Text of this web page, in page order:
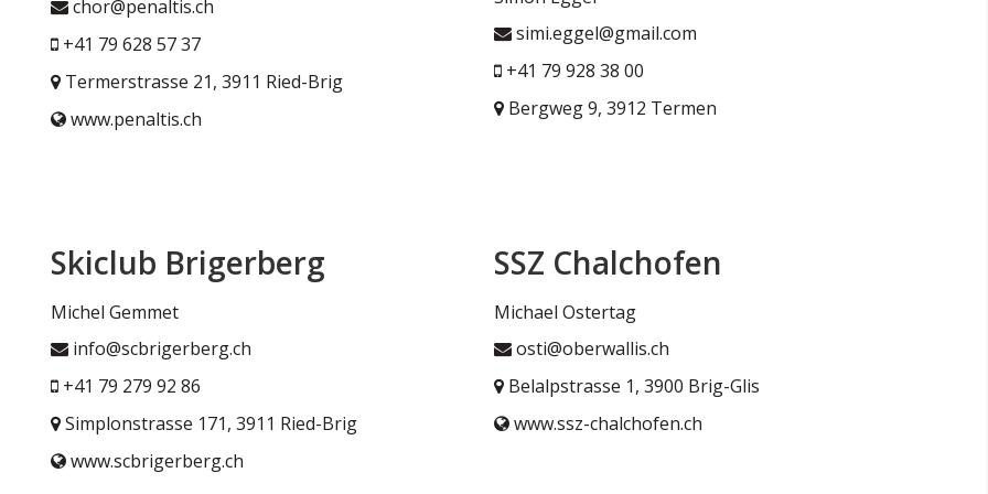
Termerstrasse 21, 3911 Ried-Brig
chor@penaltis.ch
+41 79 628 57 37
www.penaltis.ch Bergweg 9, 3912 Termen
simi.eggel@gmail.com
+41 79 928 38 00
Skiclub Brigerberg
Michel Gemmet
Simplonstrasse 171, 3911 Ried-Brig
info@scbrigerberg.ch
+41 79 279 92 86
www.scbrigerberg.ch
SSZ Chalchofen
Michael Ostertag
Belalpstrasse 1, 3900 Brig-Glis
osti@oberwallis.ch
www.ssz-chalchofen.ch